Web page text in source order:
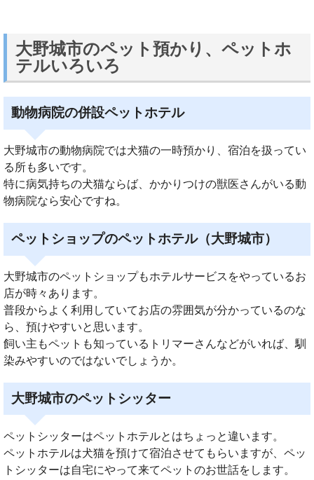
大野城市のペット預かり、ペットホ
テルいろいろ
動物病院の併設ペットホテル
大野城市の動物病院では犬猫の一時預かり、宿泊を扱ってい
る所も多いです。
特に病気持ちの犬猫ならば、かかりつけの獣医さんがいる動
物病院なら安心ですね。
ペットショップのペットホテル（大野城市）
大野城市のペットショップもホテルサービスをやっているお
店が時々あります。
普段からよく利用していてお店の雰囲気が分かっているのな
ら、預けやすいと思います。
飼い主もペットも知っているトリマーさんなどがいれば、馴
染みやすいのではないでしょうか。
大野城市のペットシッター
ペットシッターはペットホテルとはちょっと違います。
ペットホテルは犬猫を預けて宿泊させてもらいますが、ペッ
トシッターは自宅にやって来てペットのお世話をします。